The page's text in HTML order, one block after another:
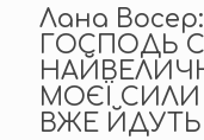
Лана
ГОСПОДЬ
МОЄЇ
ВЖЕ